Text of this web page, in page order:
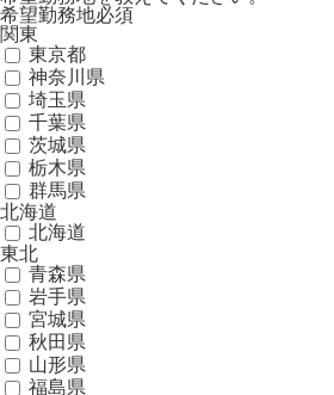
希望勤務地必須
関東
東京都
神奈川県
埼玉県
千葉県
茨城県
栃木県
群馬県
北海道
北海道
東北
青森県
岩手県
宮城県
秋田県
山形県
福島県